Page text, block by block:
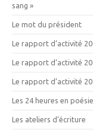
sang »
Le mot du président
Le rapport d’activité
Le rapport d’activité
Le rapport d’activité
Les 24 heures en poésie
Les ateliers d’écriture